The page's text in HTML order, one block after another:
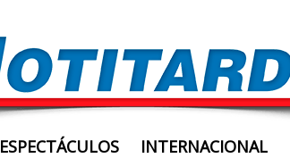
ESPECTÁCULOS INTERNACIONAL